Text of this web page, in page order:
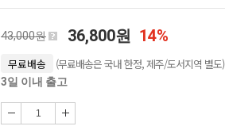
43,000원 36,800원 14%
무료배송 (무료배송은 국내 한정, 제주/도서지역 별도)
3일 이내 출고